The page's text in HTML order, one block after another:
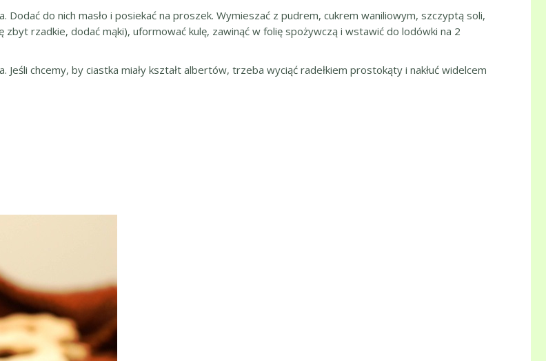
do nich masło i posiekać na proszek. Wymieszać z pudrem, cukrem waniliowym, szczyptą soli,
rzadkie, dodać mąki), uformować kulę, zawinąć w folię spożywczą i wstawić do lodówki na 2
chcemy, by ciastka miały kształt albertów, trzeba wyciąć radełkiem prostokąty i nakłuć widelcem